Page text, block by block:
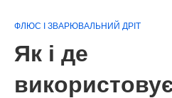
ФЛЮС І ЗВАРЮВАЛЬНИЙ ДРІТ
Як і де